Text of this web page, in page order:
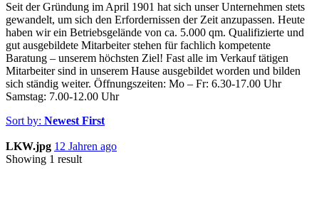
Seit der Gründung im April 1901 hat sich unser Unternehmen stets
gewandelt, um sich den Erfordernissen der Zeit anzupassen. Heute
haben wir ein Betriebsgelände von ca. 5.000 qm. Qualifizierte und
gut ausgebildete Mitarbeiter stehen für fachlich kompetente
Baratung – unserem höchsten Ziel! Fast alle im Verkauf tätigen
Mitarbeiter sind in unserem Hause ausgebildet worden und bilden
sich ständig weiter. Öffnungszeiten: Mo – Fr: 6.30-17.00 Uhr
Samstag: 7.00-12.00 Uhr
Sort by: Newest First
LKW.jpg 12 Jahren ago
Showing 1 result